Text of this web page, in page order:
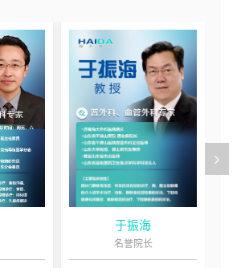
于振海
名誉院长